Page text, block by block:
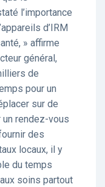
l’importance
d’IRM
» affirme
général,
de
pour un
sur de
rendez-vous
des
locaux, il y
du temps
soins partout